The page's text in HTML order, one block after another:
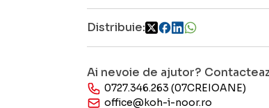
Distribuie:
Ai nevoie de ajutor?
0727.346.263 (07CREIOANE)
office@koh-i-noor.ro